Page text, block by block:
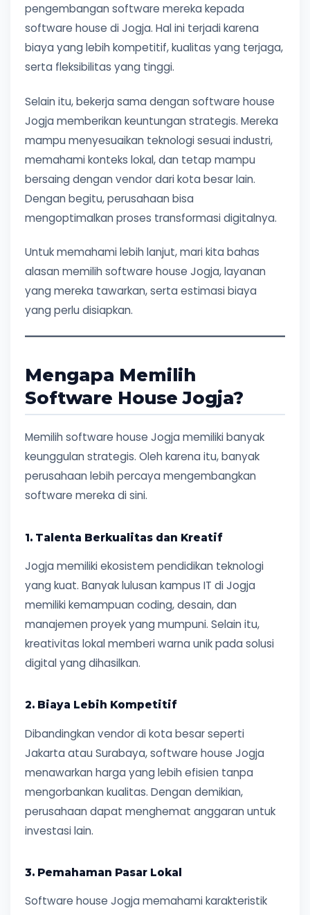
pengembangan software mereka kepada
software house di Jogja. Hal ini terjadi karena
biaya yang lebih kompetitif, kualitas yang terjaga,
serta fleksibilitas yang tinggi.
Selain itu, bekerja sama dengan software house
Jogja memberikan keuntungan strategis. Mereka
mampu menyesuaikan teknologi sesuai industri,
memahami konteks lokal, dan tetap mampu
bersaing dengan vendor dari kota besar lain.
Dengan begitu, perusahaan bisa
mengoptimalkan proses transformasi digitalnya.
Untuk memahami lebih lanjut, mari kita bahas
alasan memilih software house Jogja, layanan
yang mereka tawarkan, serta estimasi biaya
yang perlu disiapkan.
Mengapa Memilih
Software House Jogja?
Memilih software house Jogja memiliki banyak
keunggulan strategis. Oleh karena itu, banyak
perusahaan lebih percaya mengembangkan
software mereka di sini.
1. Talenta Berkualitas dan Kreatif
Jogja memiliki ekosistem pendidikan teknologi
yang kuat. Banyak lulusan kampus IT di Jogja
memiliki kemampuan coding, desain, dan
manajemen proyek yang mumpuni. Selain itu,
kreativitas lokal memberi warna unik pada solusi
digital yang dihasilkan.
2. Biaya Lebih Kompetitif
Dibandingkan vendor di kota besar seperti
Jakarta atau Surabaya, software house Jogja
menawarkan harga yang lebih efisien tanpa
mengorbankan kualitas. Dengan demikian,
perusahaan dapat menghemat anggaran untuk
investasi lain.
3. Pemahaman Pasar Lokal
Software house Jogja memahami karakteristik